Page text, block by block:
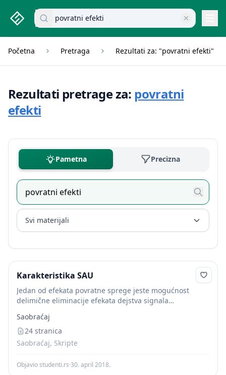
studenti.rs home page
Pretraži dokumente
Početna Pretraga Rezultati za: "povratni efekti"
Rezultati pretrage za: povratni
efekti
Pametna Precizna
Svi materijali
Karakteristika SAU
Jedan od efekata povratne sprege jeste mogućnost
delimične eliminacije efekata dejstva signala
sistem čije se dejstvo manifestuje promenom izlazne
veličine. Mnogi SAU trpe...
Saobraćaj
24 stranica
Saobraćaj, Skripte
Objavio studenti.rs·30. april 2018.